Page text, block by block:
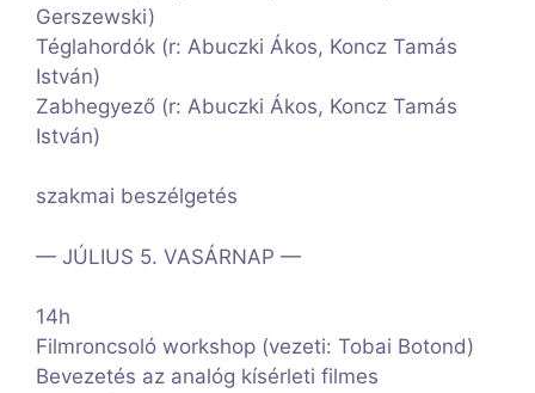
Gerszewski)
Téglahordók (r: Abuczki Ákos, Koncz Tamás
István)
Zabhegyező (r: Abuczki Ákos, Koncz Tamás
István)
szakmai beszélgetés
— JÚLIUS 5. VASÁRNAP —
14h
Filmroncsoló workshop (vezeti: Tobai Botond)
Bevezetés az analóg kísérleti filmes